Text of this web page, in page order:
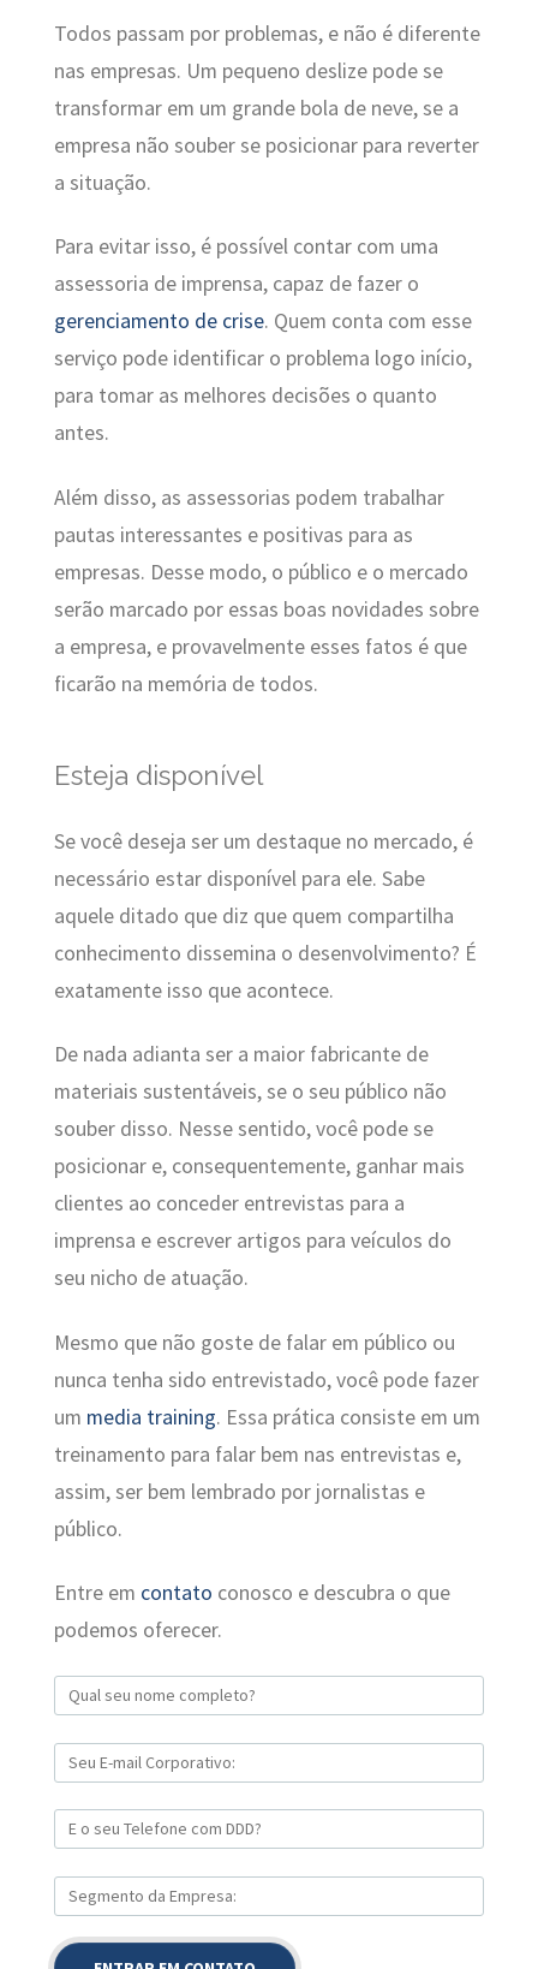
Todos passam por problemas, e não é diferente
nas empresas. Um pequeno deslize pode se
transformar em um grande bola de neve, se a
empresa não souber se posicionar para reverter
a situação.
Para evitar isso, é possível contar com uma
assessoria de imprensa, capaz de fazer o
gerenciamento de crise. Quem conta com esse
serviço pode identificar o problema logo início,
para tomar as melhores decisões o quanto
antes.
Além disso, as assessorias podem trabalhar
pautas interessantes e positivas para as
empresas. Desse modo, o público e o mercado
serão marcado por essas boas novidades sobre
a empresa, e provavelmente esses fatos é que
ficarão na memória de todos.
Esteja disponível
Se você deseja ser um destaque no mercado, é
necessário estar disponível para ele. Sabe
aquele ditado que diz que quem compartilha
conhecimento dissemina o desenvolvimento? É
exatamente isso que acontece.
De nada adianta ser a maior fabricante de
materiais sustentáveis, se o seu público não
souber disso. Nesse sentido, você pode se
posicionar e, consequentemente, ganhar mais
clientes ao conceder entrevistas para a
imprensa e escrever artigos para veículos do
seu nicho de atuação.
Mesmo que não goste de falar em público ou
nunca tenha sido entrevistado, você pode fazer
um media training. Essa prática consiste em um
treinamento para falar bem nas entrevistas e,
assim, ser bem lembrado por jornalistas e
público.
Entre em contato conosco e descubra o que
podemos oferecer.